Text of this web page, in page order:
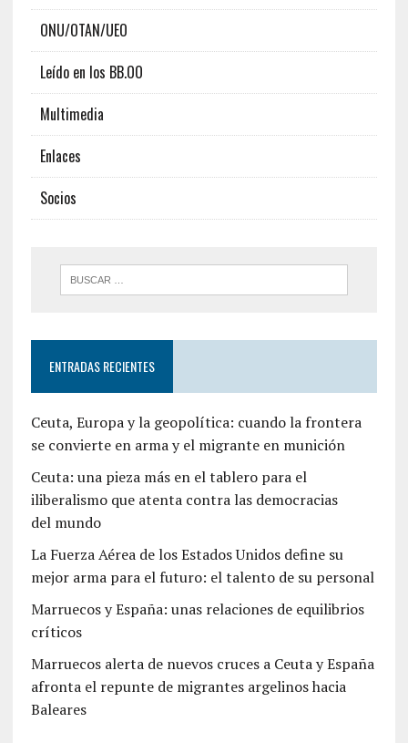
ONU/OTAN/UEO
Leído en los BB.OO
Multimedia
Enlaces
Socios
ENTRADAS RECIENTES
Ceuta, Europa y la geopolítica: cuando la frontera
se convierte en arma y el migrante en munición
Ceuta: una pieza más en el tablero para el
iliberalismo que atenta contra las democracias
del mundo
La Fuerza Aérea de los Estados Unidos define su
mejor arma para el futuro: el talento de su personal
Marruecos y España: unas relaciones de equilibrios
críticos
Marruecos alerta de nuevos cruces a Ceuta y España
afronta el repunte de migrantes argelinos hacia
Baleares